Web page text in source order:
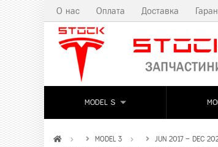
О нас Оплата Доставка
MODEL S
MODEL 3 JUN 2017 – DEC